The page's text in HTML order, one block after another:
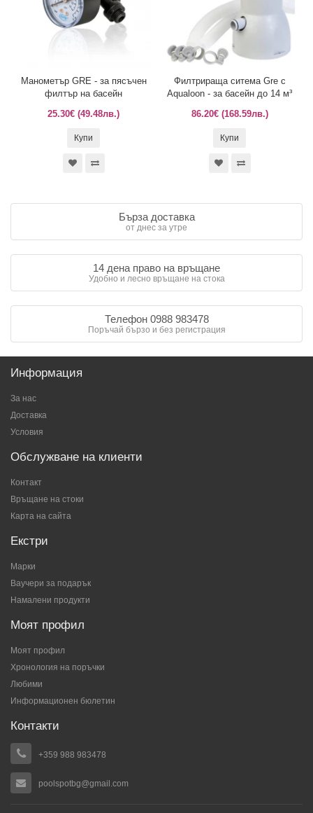
Манометър GRE - за пясъчен
филтър на басейн
25.30€ (49.48лв.)
Купи
Филтрираща ситема Gre с
Aqualoon - за басейн до 14 м³
86.20€ (168.59лв.)
Купи
Бърза доставка
от днес за утре
14 дена право на връщане
Удобно и лесно връщане на стока
Телефон 0988 983478
Поръчай бързо и без регистрация
Информация
За нас
Доставка
Условия
Обслужване на клиенти
Контакт
Връщане на стоки
Карта на сайта
Екстри
Марки
Ваучери за подарък
Намалени продукти
Моят профил
Моят профил
Хронология на поръчки
Любими
Информационен бюлетин
Контакти
+359 988 983478
poolspotbg@gmail.com